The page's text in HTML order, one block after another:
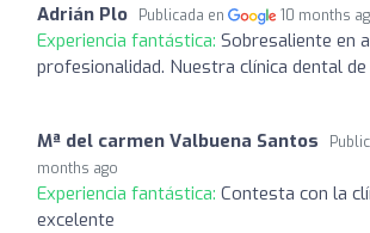
Adrián Plo Publicada en 10 months
Experiencia fantástica: Sobresaliente en
profesionalidad. Nuestra clínica dental
Mª del carmen Valbuena Santos
months ago
Experiencia fantástica: Contesta con la
excelente